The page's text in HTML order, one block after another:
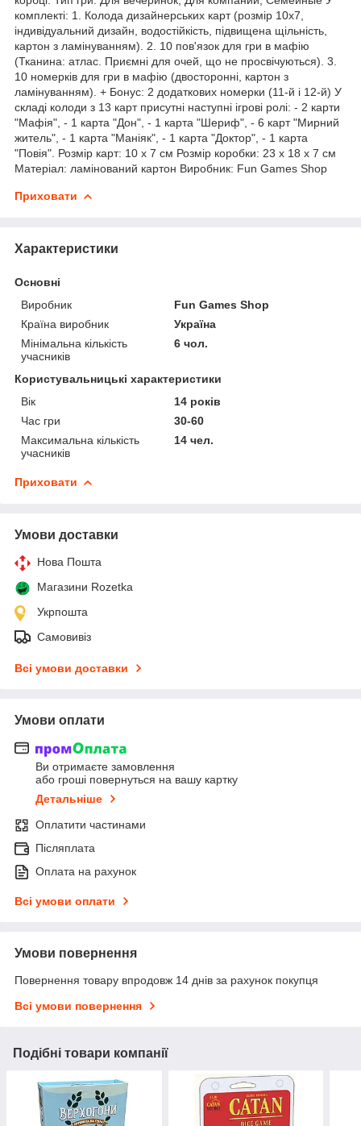
комплекті: 1. Колода дизайнерських карт (розмір 10х7,
індивідуальний дизайн, водостійкість, підвищена щільність,
картон з ламінуванням). 2. 10 пов'язок для гри в мафію
(Тканина: атлас. Приємні для очей, що не просвічуються). 3.
10 номерків для гри в мафію (двосторонні, картон з
ламінуванням). + Бонус: 2 додаткових номерки (11-й і 12-й) У
складі колоди з 13 карт присутні наступні ігрові ролі: - 2 карти
"Мафія", - 1 карта "Дон", - 1 карта "Шериф", - 6 карт "Мирний
житель", - 1 карта "Маніяк", - 1 карта "Доктор", - 1 карта
"Повія". Розмір карт: 10 х 7 см Розмір коробки: 23 х 18 х 7 см
Матеріал: ламінований картон Виробник: Fun Games Shop
Приховати
Характеристики
Основні
Виробник
Fun Games Shop
Країна виробник
Україна
Мінімальна кількість
учасників
6 чол.
Користувальницькі характеристики
Вік
14 років
Час гри
30-60
Максимальна кількість
учасників
14 чел.
Приховати
Умови доставки
Нова Пошта
Магазини Rozetka
Укрпошта
Самовивіз
Всі умови доставки
Умови оплати
Ви отримаєте замовлення
або гроші повернуться на вашу картку
Детальніше
Оплатити частинами
Післяплата
Оплата на рахунок
Всі умови оплати
Умови повернення
Повернення товару впродовж 14 днів за рахунок покупця
Всі умови повернення
Подібні товари компанії